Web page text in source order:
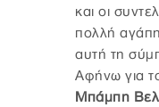
και οι
πολλή
αυτή τη
Αφήνω για
Μπάμπη